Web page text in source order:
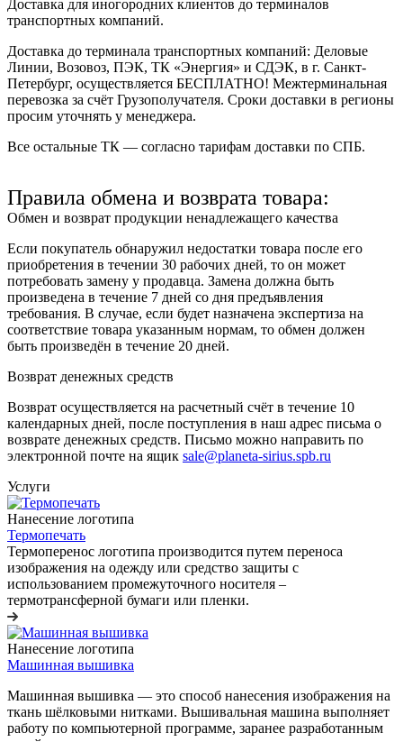
Доставка для иногородних клиентов до терминалов
транспортных компаний.
Доставка до терминала транспортных компаний: Деловые
Линии, Возовоз, ПЭК, ТК «Энергия» и СДЭК, в г. Санкт-
Петербург, осуществляется БЕСПЛАТНО! Межтерминальная
перевозка за счёт Грузополучателя. Сроки доставки в регионы
просим уточнять у менеджера.
Все остальные ТК — согласно тарифам доставки по СПБ.
Правила обмена и возврата товара:
Обмен и возврат продукции ненадлежащего качества
Если покупатель обнаружил недостатки товара после его
приобретения в течении 30 рабочих дней, то он может
потребовать замену у продавца. Замена должна быть
произведена в течение 7 дней со дня предъявления
требования. В случае, если будет назначена экспертиза на
соответствие товара указанным нормам, то обмен должен
быть произведён в течение 20 дней.
Возврат денежных средств
Возврат осуществляется на расчетный счёт в течение 10
календарных дней, после поступления в наш адрес письма о
возврате денежных средств. Письмо можно направить по
электронной почте на ящик sale@planeta-sirius.spb.ru
Услуги
Нанесение логотипа
Термопечать
Термоперенос логотипа производится путем переноса
изображения на одежду или средство защиты с
использованием промежуточного носителя –
термотрансферной бумаги или пленки.
Нанесение логотипа
Машинная вышивка
Машинная вышивка — это способ нанесения изображения на
ткань шёлковыми нитками. Вышивальная машина выполняет
работу по компьютерной программе, заранее разработанным